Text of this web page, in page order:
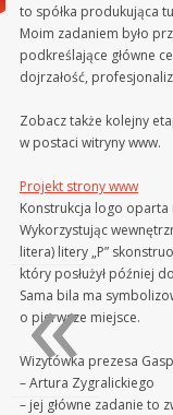
to spółka produkująca
Moim zadaniem było
podkreślające główne
dojrzałość,
Zobacz także kolejny
w postaci witryny www.
Projekt strony www
Konstrukcja logo oparta
Wykorzystując
litera) litery „P”
który posłużył później
Sama bila ma
o pierwsze miejsce.
Wizytówka prezesa
– Artura Zygralickiego
– jej główne zadanie to
«